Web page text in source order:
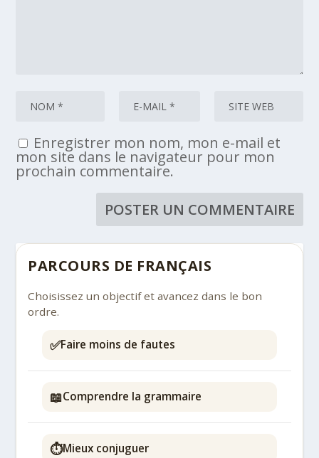
Enregistrer mon nom, mon e-mail et
mon site dans le navigateur pour mon
prochain commentaire.
PARCOURS DE FRANÇAIS
Choisissez un objectif et avancez dans le bon
ordre.
✅Faire moins de fautes
📖Comprendre la grammaire
⏱️Mieux conjuguer